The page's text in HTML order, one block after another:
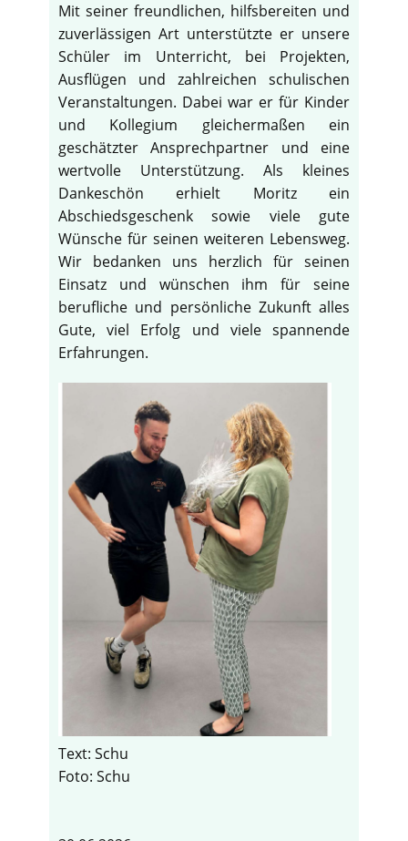
Mit seiner freundlichen, hilfsbereiten und
zuverlässigen Art unterstützte er unsere
Schüler im Unterricht, bei Projekten,
Ausflügen und zahlreichen schulischen
Veranstaltungen. Dabei war er für Kinder
und Kollegium gleichermaßen ein
geschätzter Ansprechpartner und eine
wertvolle Unterstützung. Als kleines
Dankeschön erhielt Moritz ein
Abschiedsgeschenk sowie viele gute
Wünsche für seinen weiteren Lebensweg.
Wir bedanken uns herzlich für seinen
Einsatz und wünschen ihm für seine
berufliche und persönliche Zukunft alles
Gute, viel Erfolg und viele spannende
Erfahrungen.
Text: Schu
Foto: Schu